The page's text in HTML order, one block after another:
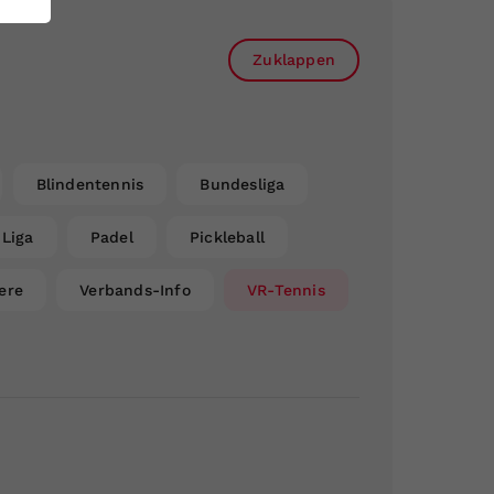
Zuklappen
Blindentennis Bundesliga
Liga Padel Pickleball
Verbands-Info VR-Tennis